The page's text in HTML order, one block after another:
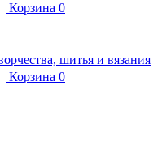
Корзина 0
Корзина 0